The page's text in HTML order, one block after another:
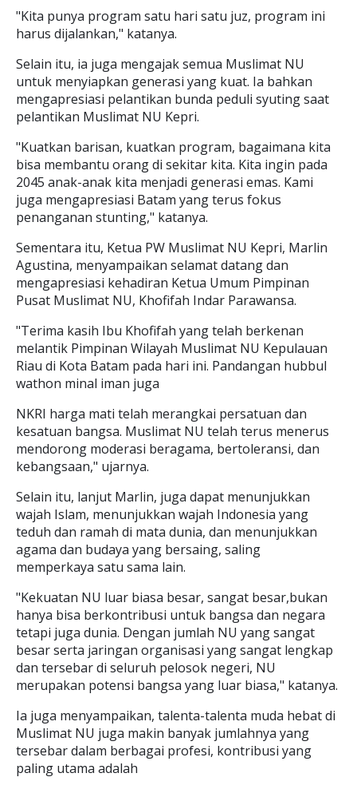
"Kita punya program satu hari satu juz, program ini
harus dijalankan," katanya.
Selain itu, ia juga mengajak semua Muslimat NU
untuk menyiapkan generasi yang kuat. Ia bahkan
mengapresiasi pelantikan bunda peduli syuting saat
pelantikan Muslimat NU Kepri.
"Kuatkan barisan, kuatkan program, bagaimana kita
bisa membantu orang di sekitar kita. Kita ingin pada
2045 anak-anak kita menjadi generasi emas. Kami
juga mengapresiasi Batam yang terus fokus
penanganan stunting," katanya.
Sementara itu, Ketua PW Muslimat NU Kepri, Marlin
Agustina, menyampaikan selamat datang dan
mengapresiasi kehadiran Ketua Umum Pimpinan
Pusat Muslimat NU, Khofifah Indar Parawansa.
"Terima kasih Ibu Khofifah yang telah berkenan
melantik Pimpinan Wilayah Muslimat NU Kepulauan
Riau di Kota Batam pada hari ini. Pandangan hubbul
wathon minal iman juga
NKRI harga mati telah merangkai persatuan dan
kesatuan bangsa. Muslimat NU telah terus menerus
mendorong moderasi beragama, bertoleransi, dan
kebangsaan," ujarnya.
Selain itu, lanjut Marlin, juga dapat menunjukkan
wajah Islam, menunjukkan wajah Indonesia yang
teduh dan ramah di mata dunia, dan menunjukkan
agama dan budaya yang bersaing, saling
memperkaya satu sama lain.
"Kekuatan NU luar biasa besar, sangat besar,bukan
hanya bisa berkontribusi untuk bangsa dan negara
tetapi juga dunia. Dengan jumlah NU yang sangat
besar serta jaringan organisasi yang sangat lengkap
dan tersebar di seluruh pelosok negeri, NU
merupakan potensi bangsa yang luar biasa," katanya.
Ia juga menyampaikan, talenta-talenta muda hebat di
Muslimat NU juga makin banyak jumlahnya yang
tersebar dalam berbagai profesi, kontribusi yang
paling utama adalah